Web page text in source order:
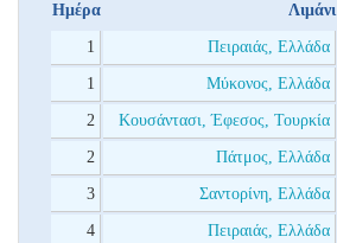
Ημέρα Λιμάνι
1 Πειραιάς, Ελλάδα
1 Μύκονος, Ελλάδα
2 Κουσάντασι, Έφεσος, Τουρκία
2 Πάτμος, Ελλάδα
3 Σαντορίνη, Ελλάδα
4 Πειραιάς, Ελλάδα